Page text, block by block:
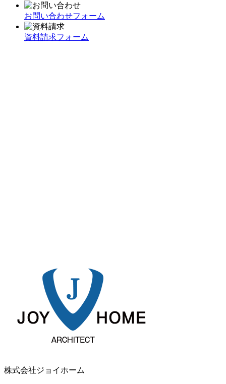
お問い合わせフォーム
資料請求フォーム
株式会社ジョイホーム